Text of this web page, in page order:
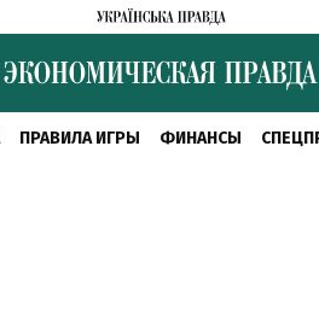
ПРАВИЛА ИГРЫ ФИНАНСЫ